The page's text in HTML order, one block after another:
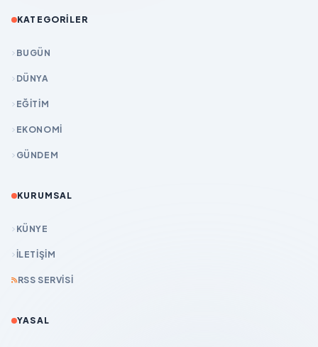
KATEGORILER
BUGÜN
DÜNYA
EĞİTİM
EKONOMİ
GÜNDEM
KURUMSAL
KÜNYE
İLETIŞIM
RSS SERVISI
YASAL